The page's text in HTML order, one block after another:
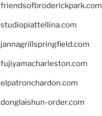
friendsofbroderickpark.com
studiopiattellina.com
jannagrillspringfield.com
fujiyamacharleston.com
elpatronchardon.com
donglaishun-order.com